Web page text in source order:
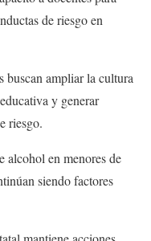
de riesgo en
buscan ampliar la cultura
y generar
riesgo.
alcohol en menores de
siendo factores